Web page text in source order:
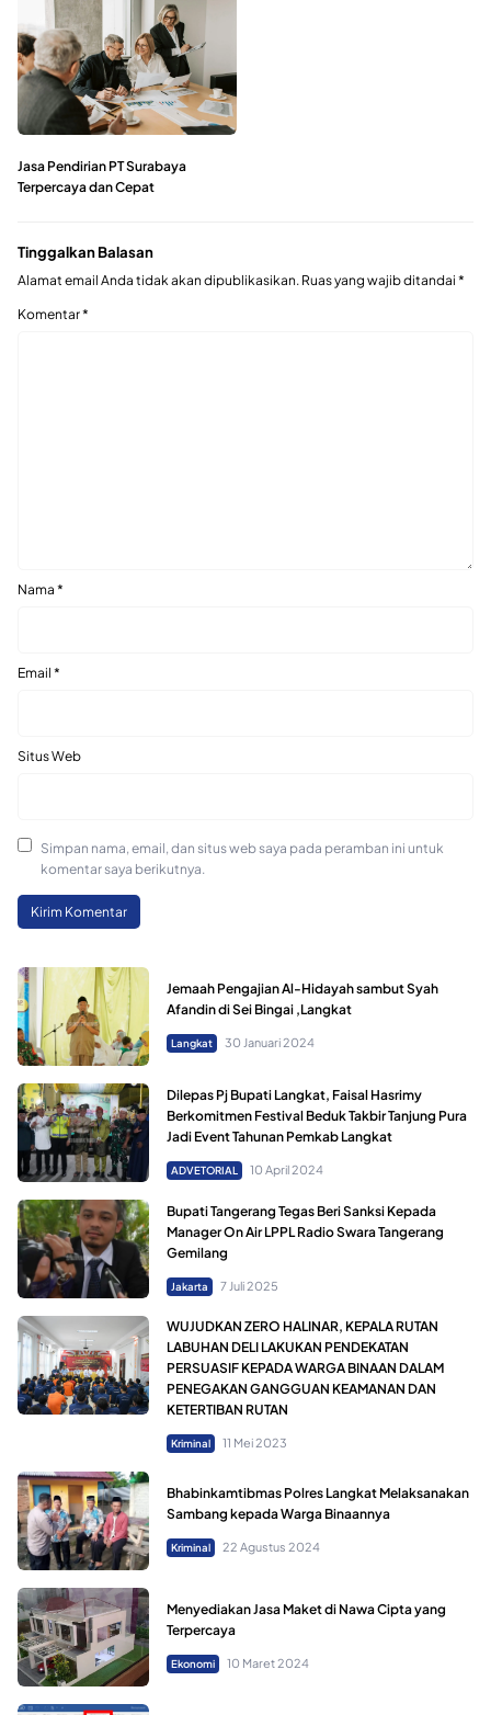
Jasa Pendirian PT Surabaya
Terpercaya dan Cepat
Tinggalkan Balasan
Alamat email Anda tidak akan dipublikasikan. Ruas yang wajib ditandai *
Komentar*
Nama *
Email *
Situs Web
Simpan nama, email, dan situs web saya pada peramban ini untuk
komentar saya berikutnya.
Jemaah Pengajian Al-Hidayah sambut Syah
Afandin di Sei Bingai ,Langkat
Langkat 30 Januari 2024
Dilepas Pj Bupati Langkat, Faisal Hasrimy
Berkomitmen Festival Beduk Takbir Tanjung Pura
Jadi Event Tahunan Pemkab Langkat
ADVETORIAL 10 April 2024
Bupati Tangerang Tegas Beri Sanksi Kepada
Manager On Air LPPL Radio Swara Tangerang
Gemilang
Jakarta 7 Juli 2025
WUJUDKAN ZERO HALINAR, KEPALA RUTAN
LABUHAN DELI LAKUKAN PENDEKATAN
PERSUASIF KEPADA WARGA BINAAN DALAM
PENEGAKAN GANGGUAN KEAMANAN DAN
KETERTIBAN RUTAN
Kriminal 11 Mei 2023
Bhabinkamtibmas Polres Langkat Melaksanakan
Sambang kepada Warga Binaannya
Kriminal 22 Agustus 2024
Menyediakan Jasa Maket di Nawa Cipta yang
Terpercaya
Ekonomi 10 Maret 2024